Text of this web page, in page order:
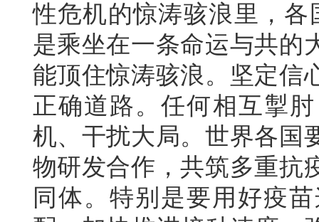
性危机的惊涛骇浪里，各
是乘坐在一条命运与共的
能顶住惊涛骇浪。坚定信
正确道路。任何相互掣
机、干扰大局。世界各国
物研发合作，共筑多重抗
同体。特别是要用好疫